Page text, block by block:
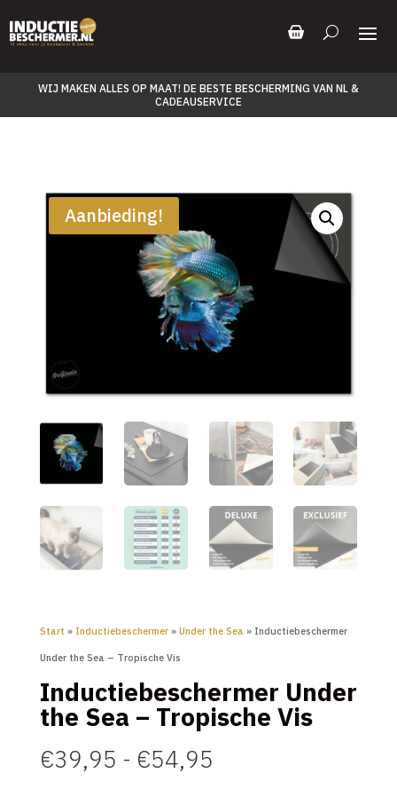
WIJ MAKEN ALLES OP MAAT! DE BESTE BESCHERMING VAN NL &
CADEAUSERVICE
Aanbieding!
Start » Inductiebeschermer» Under the Sea» Inductiebeschermer
Under the Sea – Tropische Vis
Inductiebeschermer Under
the Sea – Tropische Vis
€39,95 - €54,95